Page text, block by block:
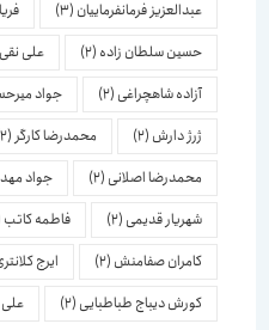
عبدالعزیز فرمانفرماییان(3)
حسین سلطان زاده(2) علی نقی
آزاده شاهچراغی(2) جواد
ژرژ دارش(2) محمدرضا کارگر(2)
محمدرضا اصلانی(2) جواد مهدی
شهریار قدیمی(2) فاطمه کاتب(2)
کامران صفامنش(2) ایرج کلانتری(2)
کورش دیباج طباطبایی(2) علی